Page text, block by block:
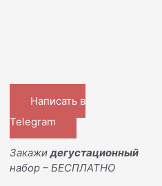
Написать в
Telegram
Закажидегустационный
набор – БЕСПЛАТНО